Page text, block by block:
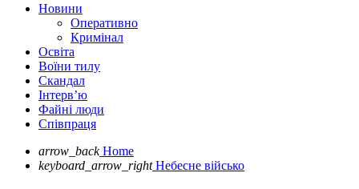
Новини
Оперативно
Кримінал
Освіта
Воїни тилу
Скандал
Інтерв’ю
Файні люди
Співпраця
arrow_back Home
keyboard_arrow_right Небесне військо